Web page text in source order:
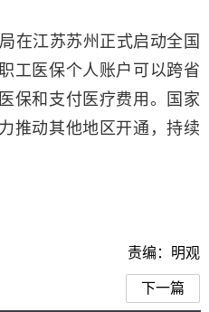
江苏苏州正式启动全国
工医保个人账户可以跨省
保和支付医疗费用。国家
推动其他地区开通，持续
责编：明观
下一篇